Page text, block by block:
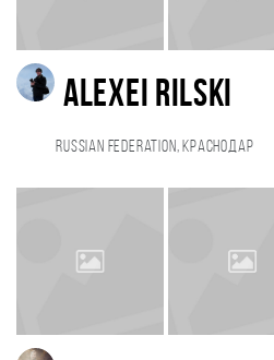
Alexei Rilski
Russian Federation, Краснодар